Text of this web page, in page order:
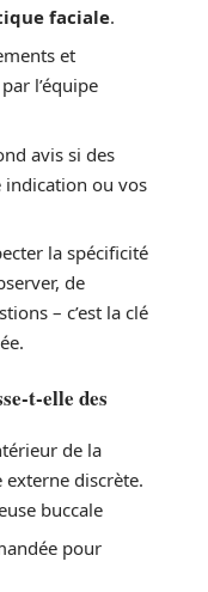
faciale.
et
l’équipe
avis si des
indication ou vos
la spécificité
de
– c’est la clé
t-elle des
de la
externe discrète.
buccale
pour